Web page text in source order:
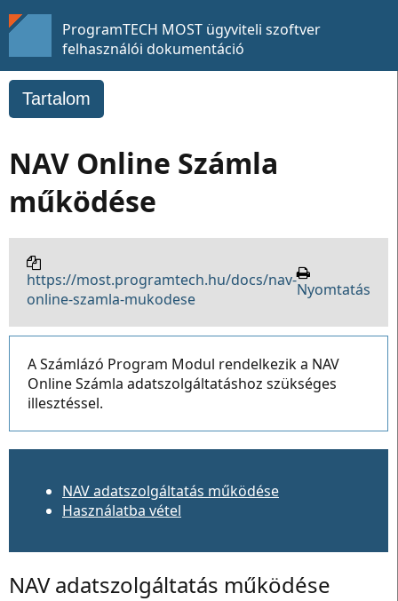
ProgramTECH MOST ügyviteli szoftver
felhasználói dokumentáció
Tartalom
NAV Online Számla
működése
https://most.programtech.hu/docs/nav-
online-szamla-mukodese
Nyomtatás
A Számlázó Program Modul rendelkezik a NAV
Online Számla adatszolgáltatáshoz szükséges
illesztéssel.
NAV adatszolgáltatás működése
Használatba vétel
NAV adatszolgáltatás működése